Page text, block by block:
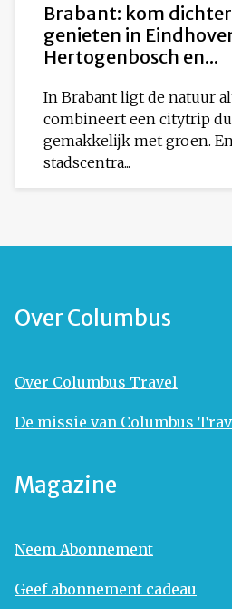
Brabant: kom
genieten in
Hertogenbosch en...
In Brabant ligt de natuur
combineert een citytrip
gemakkelijk met groen.
stadscentra...
Over Columbus
Over Columbus Travel
De missie van Columbus
Magazine
Neem Abonnement
Geef abonnement cadeau